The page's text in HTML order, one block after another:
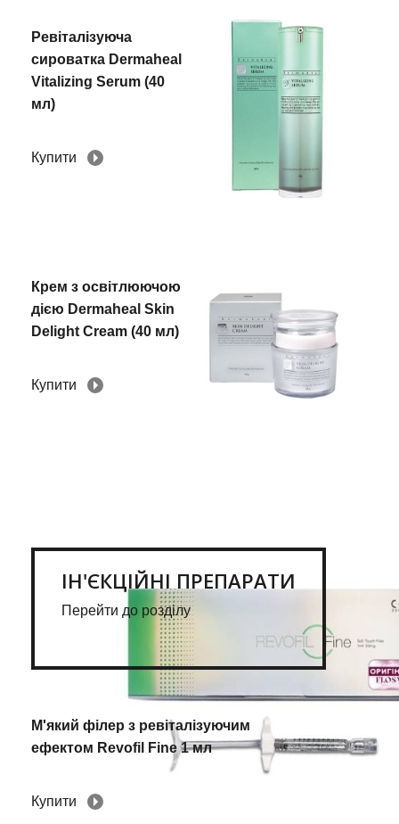
Ревіталізуюча
сироватка Dermaheal
Vitalizing Serum (40
мл)
Купити
Крем з освітлюючою
дією Dermaheal Skin
Delight Cream (40 мл)
Купити
ІН'ЄКЦІЙНІ ПРЕПАРАТИ
Перейти до розділу
М'який філер з ревіталізуючим
ефектом Revofil Fine 1 мл
Купити